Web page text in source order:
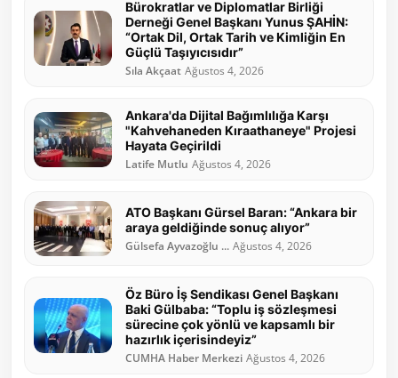
Bürokratlar ve Diplomatlar Birliği
Derneği Genel Başkanı Yunus ŞAHİN:
“Ortak Dil, Ortak Tarih ve Kimliğin En
Güçlü Taşıyıcısıdır”
Sıla Akçaat Ağustos 4, 2026
Ankara'da Dijital Bağımlılığa Karşı
"Kahvehaneden Kıraathaneye" Projesi
Hayata Geçirildi
Latife Mutlu Ağustos 4, 2026
ATO Başkanı Gürsel Baran: “Ankara bir
araya geldiğinde sonuç alıyor”
Gülsefa Ayvazoğlu ... Ağustos 4, 2026
Öz Büro İş Sendikası Genel Başkanı
Baki Gülbaba: “Toplu iş sözleşmesi
sürecine çok yönlü ve kapsamlı bir
hazırlık içerisindeyiz”
CUMHA Haber Merkezi Ağustos 4, 2026